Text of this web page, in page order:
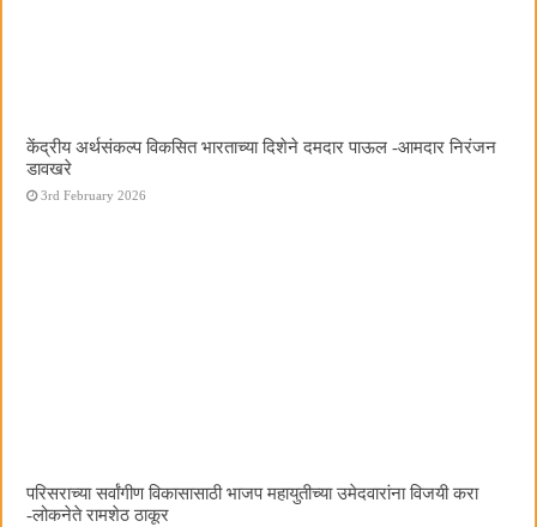
केंद्रीय अर्थसंकल्प विकसित भारताच्या दिशेने दमदार पाऊल -आमदार निरंजन
डावखरे
3rd February 2026
परिसराच्या सर्वांगीण विकासासाठी भाजप महायुतीच्या उमेदवारांना विजयी करा
-लोकनेते रामशेठ ठाकूर